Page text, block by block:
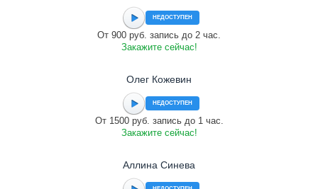
НЕДОСТУПЕН
От 900 руб. запись до 2 час.
Закажите сейчас!
Олег Кожевин
НЕДОСТУПЕН
От 1500 руб. запись до 1 час.
Закажите сейчас!
Аллина Синева